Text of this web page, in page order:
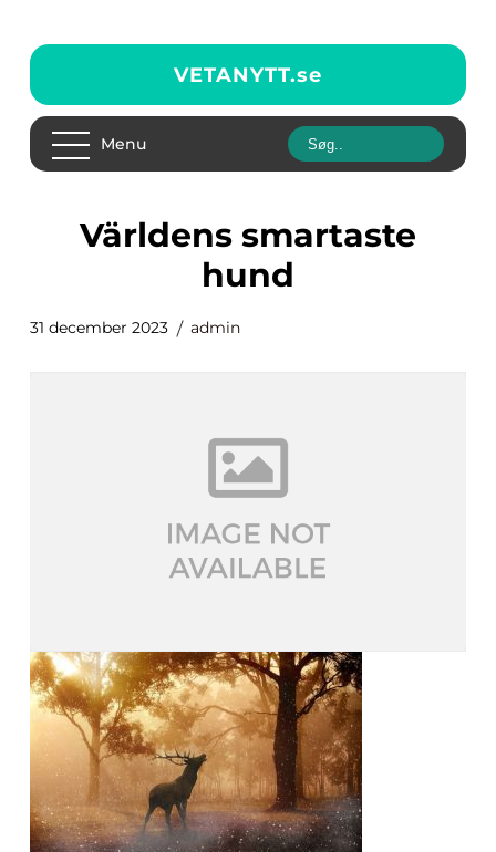
VETANYTT.se
Menu
världens smartaste
hund
31 december 2023 admin